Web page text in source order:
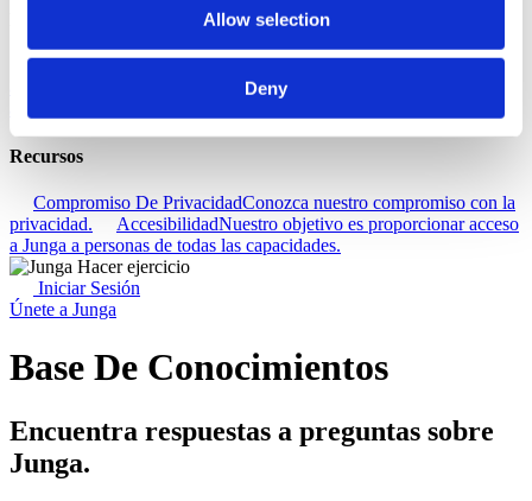
Allow selection
Deny
Descubre cómo sacar el máximo partido
ConectarHablemos sobre cómo puedes
Recursos
Compromiso De PrivacidadConozca nuestro compromiso con la
privacidad.
AccesibilidadNuestro objetivo es proporcionar acceso
a Junga a personas de todas las capacidades.
Iniciar Sesión
Únete a Junga
Base De Conocimientos
Encuentra respuestas a preguntas sobre
Junga.